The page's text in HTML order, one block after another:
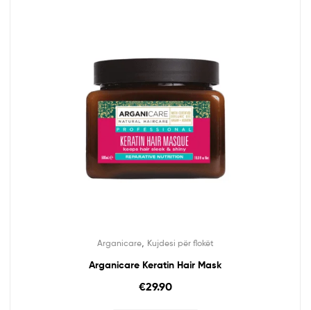
Arganicare, Kujdesi për flokët
Arganicare Keratin Hair Mask
€29.90